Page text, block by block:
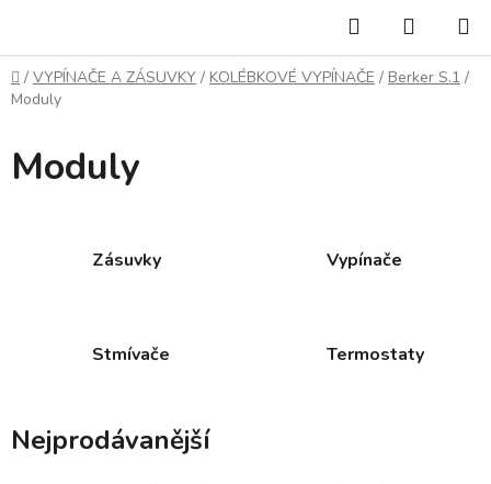
obsah
Hledat
KOŠÍK
Domů
/ VYPÍNAČE A ZÁSUVKY / KOLÉBKOVÉ VYPÍNAČE / Berker S.1 /
Moduly
Moduly
Zásuvky Vypínače
Stmívače Termostaty
Nejprodávanější